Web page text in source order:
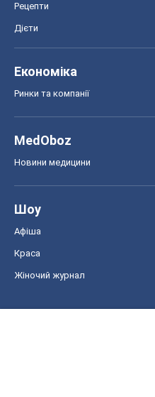
Рецепти
Дієти
Економіка
Ринки та компанії
MedOboz
Новини медицини
Шоу
Афіша
Краса
Жіночий журнал